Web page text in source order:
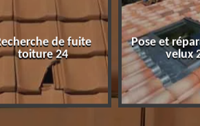
de fuite
toiture 24
Pose et
velux